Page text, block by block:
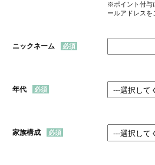
※ポイント付与
ールアドレスを
ニックネーム
年代
家族構成